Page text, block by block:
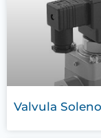
Valvula